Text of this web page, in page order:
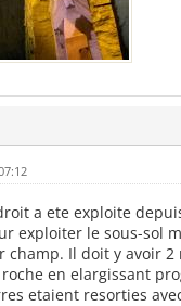
a ete exploite
exploiter le sous-sol
champ. Il doit y avoir
en elargissant
etaient resorties